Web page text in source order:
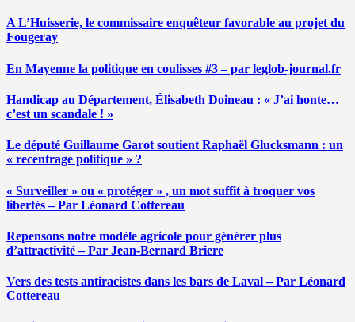
A L’Huisserie, le commissaire enquêteur favorable au projet du
Fougeray
En Mayenne la politique en coulisses #3 – par leglob-journal.fr
Handicap au Département, Élisabeth Doineau : « J’ai honte…
c’est un scandale ! »
Le député Guillaume Garot soutient Raphaël Glucksmann : un
« recentrage politique » ?
« Surveiller » ou « protéger » , un mot suffit à troquer vos
libertés – Par Léonard Cottereau
Repensons notre modèle agricole pour générer plus
d’attractivité – Par Jean-Bernard Briere
Vers des tests antiracistes dans les bars de Laval – Par Léonard
Cottereau